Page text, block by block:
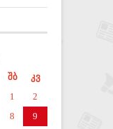
შბ
კვ
1
2
8
9